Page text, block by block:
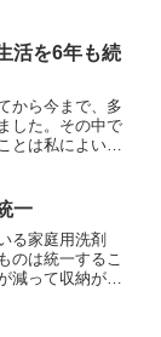
時間をなくし、
します。
活を6年も続
から今まで、多
した。その中で
とは私によい変
一
る家庭用洗剤
のは統一するこ
減って収納がす